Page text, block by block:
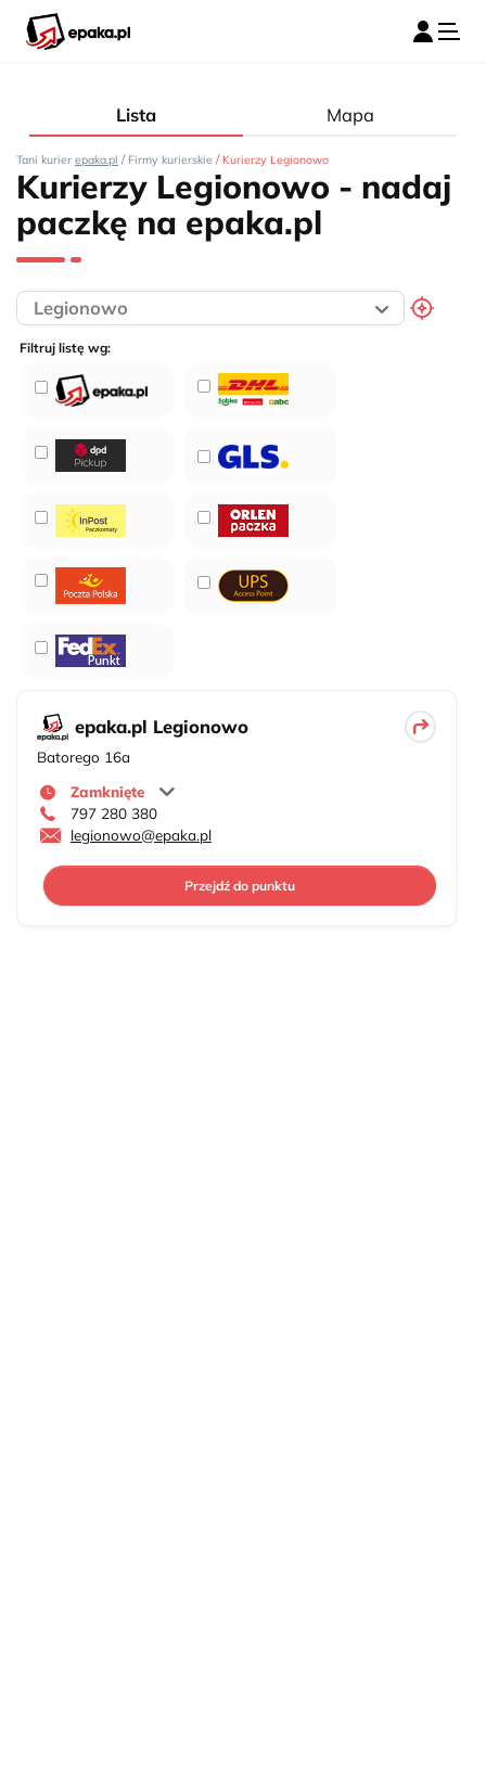
Lista Mapa
Tani kurier epaka.pl / Firmy kurierskie / Kurierzy Legionowo
Kurierzy Legionowo - nadaj
paczkę na epaka.pl
Filtruj listę wg:
epaka.pl Legionowo
Batorego 16a
Zamknięte
797 280 380
legionowo@epaka.pl
Przejdź do punktu